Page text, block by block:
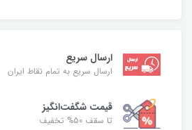
ارسال سریع
ارسال سریع به تمام نقاط ایران
قیمت شگفت‌انگیز
تا سقف 50% تخفیف